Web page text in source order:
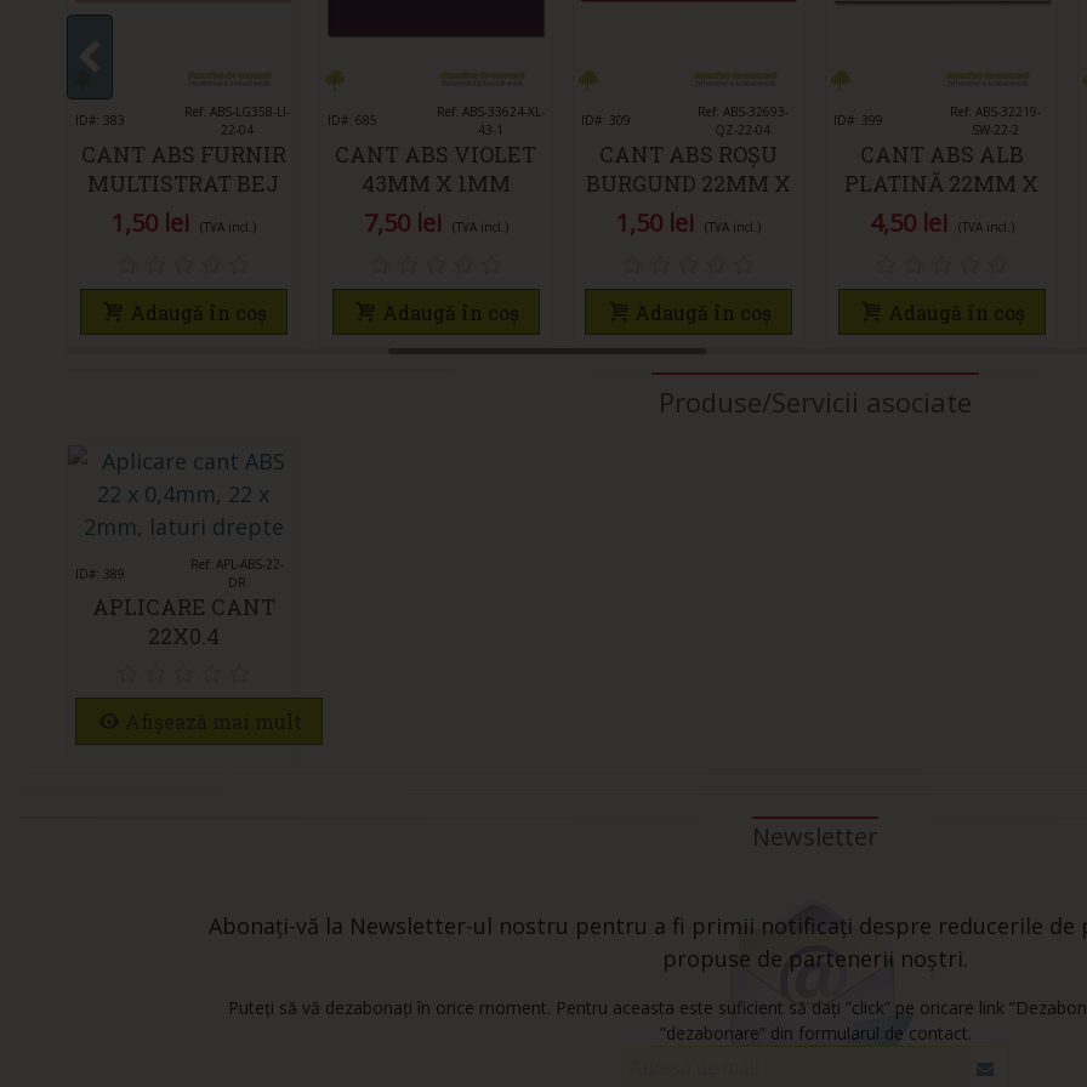
Îmi place
ID#: 383
Ref: ABS-LG358-LI-
22-04
CANT ABS FURNIR
MULTISTRAT BEJ
22MM X 0,4MM
1,50 lei (TVA incl.)
Adaugă în coș
Îmi place
ID#: 685
Ref: ABS-33624-XL-
43-1
CANT ABS VIOLET
43MM X 1MM
SUPER LUCIOS
7,50 lei (TVA incl.)
Adaugă în coș
Îmi place
ID#: 309
Ref: ABS-32693-
QZ-22-04
CANT ABS ROȘU
BURGUND 22MM X
0,4MM
1,50 lei (TVA incl.)
Adaugă în coș
Îmi place
ID#: 399
Ref: ABS-32219-
SW-22-2
CANT ABS ALB
PLATINĂ 22MM X
2MM
4,50 lei (TVA incl.)
Adaugă în coș
Produse/Servicii asociate
Îmi place
ID#: 389
Ref: APL-ABS-22-
DR
APLICARE CANT
22X0.4
Newsletter
Abonați-vă la Newsletter-ul nostru pentru a fi primii notificați despre reducerile
propuse de partenerii noștri.
Puteți să vă dezabonați în orice moment. Pentru aceasta este suficient să dați ”click” pe oricare link
”dezabonare” din formularul de contact.